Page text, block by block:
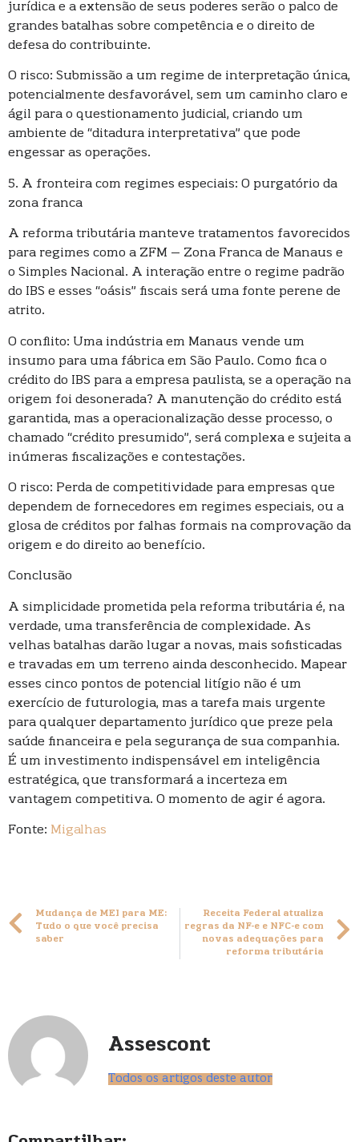
jurídica e a extensão de seus poderes serão o palco de
grandes batalhas sobre competência e o direito de
defesa do contribuinte.
O risco: Submissão a um regime de interpretação única,
potencialmente desfavorável, sem um caminho claro e
ágil para o questionamento judicial, criando um
ambiente de “ditadura interpretativa” que pode
engessar as operações.
5. A fronteira com regimes especiais: O purgatório da
zona franca
A reforma tributária manteve tratamentos favorecidos
para regimes como a ZFM – Zona Franca de Manaus e
o Simples Nacional. A interação entre o regime padrão
do IBS e esses “oásis” fiscais será uma fonte perene de
atrito.
O conflito: Uma indústria em Manaus vende um
insumo para uma fábrica em São Paulo. Como fica o
crédito do IBS para a empresa paulista, se a operação na
origem foi desonerada? A manutenção do crédito está
garantida, mas a operacionalização desse processo, o
chamado “crédito presumido”, será complexa e sujeita a
inúmeras fiscalizações e contestações.
O risco: Perda de competitividade para empresas que
dependem de fornecedores em regimes especiais, ou a
glosa de créditos por falhas formais na comprovação da
origem e do direito ao benefício.
Conclusão
A simplicidade prometida pela reforma tributária é, na
verdade, uma transferência de complexidade. As
velhas batalhas darão lugar a novas, mais sofisticadas
e travadas em um terreno ainda desconhecido. Mapear
esses cinco pontos de potencial litígio não é um
exercício de futurologia, mas a tarefa mais urgente
para qualquer departamento jurídico que preze pela
saúde financeira e pela segurança de sua companhia.
É um investimento indispensável em inteligência
estratégica, que transformará a incerteza em
vantagem competitiva. O momento de agir é agora.
Fonte: Migalhas
Mudança de MEI para ME:
Tudo o que você precisa
saber
Receita Federal atualiza
regras da NF-e e NFC-e com
novas adequações para
reforma tributária
Assescont
Todos os artigos deste autor